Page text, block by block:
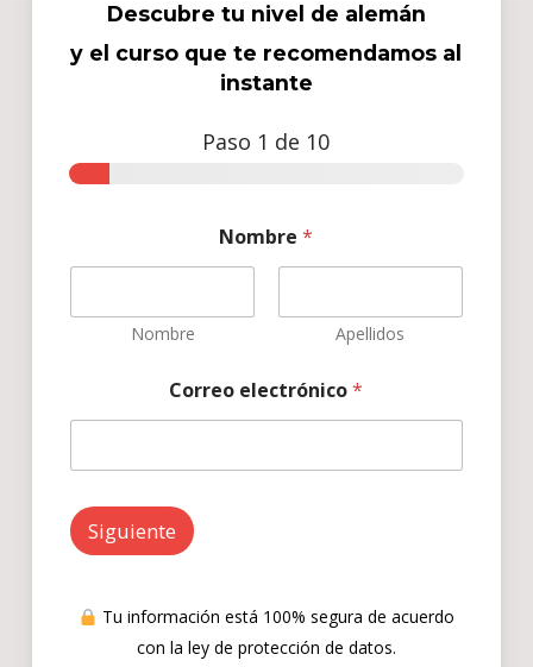
Descubre tu nivel de alemán
y el curso que te recomendamos al
instante
Paso 1 de 10
Nombre*
Nombre Apellidos
Correo electrónico*
Siguiente
Tu información está 100% segura de acuerdo
con la ley de protección de datos.